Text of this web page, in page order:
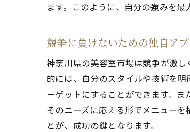
ます。このように、自分の強みを
競争に負けないための独自ア
神奈川県の美容室市場は競争が激
的には、自分のスタイルや技術を
ーゲットにすることができます。ま
そのニーズに応える形でメニュー
とが、成功の鍵となります。